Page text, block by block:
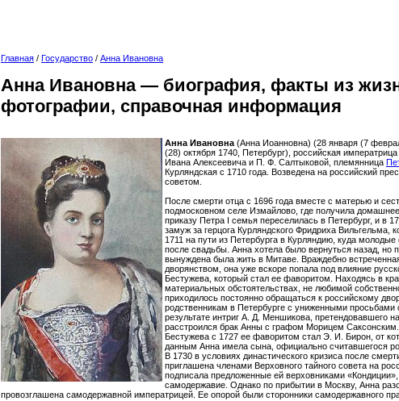
Главная / Государство / Анна Ивановна
Анна Ивановна — биография, факты из
фотографии, справочная информация
Анна Ивановна(Анна Иоанновна) (28 января (7
(28) октября 1740, Петербург), российская
Ивана Алексеевича и П. Ф. Салтыковой, племянница
Курляндская с 1710 года. Возведена на российский
советом.
После смерти отца с 1696 года вместе с матерью и
подмосковном селе Измайлово, где получила
приказу Петра I семья переселилась в Петербург, и в
замуж за герцога Курляндского Фридриха Вильгельма,
1711 на пути из Петербурга в Курляндию, куда молодые
после свадьбы. Анна хотела было вернуться назад, но
вынуждена была жить в Митаве. Враждебно
дворянством, она уже вскоре попала под влияние
Бестужева, который стал ее фаворитом. Находясь в
материальных обстоятельствах, не любимой
приходилось постоянно обращаться к российскому
родственникам в Петербурге с униженными
результате интриг А. Д. Меншикова, претендовавшего
расстроился брак Анны с графом Морицем
Бестужева с 1727 ее фаворитом стал Э. И. Бирон, от
данным Анна имела сына, официально считавшегося
В 1730 в условиях династического кризиса после
приглашена членами Верховного тайного совета на
подписала предложенные ей верховниками
самодержавие. Однако по прибытии в Москву, Анна
провозглашена самодержавной императрицей. Ее опорой были сторонники самодержавного